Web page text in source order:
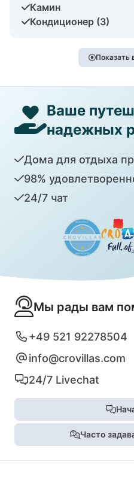
Камин
Кондиционер (3)
Показать
Ваше
надежных
Дома для отдыха
98%
24/7 чат
Мы рады вам
+49 521 92278504
info@crovillas.com
24/7 Livechat
Часто